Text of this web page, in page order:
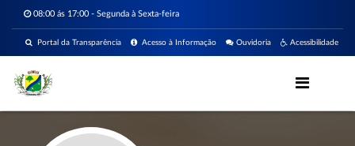
08:00 ás 17:00 - Segunda à Sexta-feira
Acessibilidade
Ouvidoria
Acesso à Informação
Portal da Transparência